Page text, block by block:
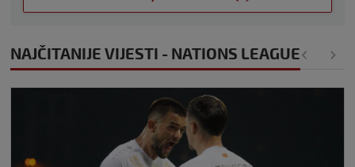
NAJČITANIJE VIJESTI - NATIONS LEAGUE